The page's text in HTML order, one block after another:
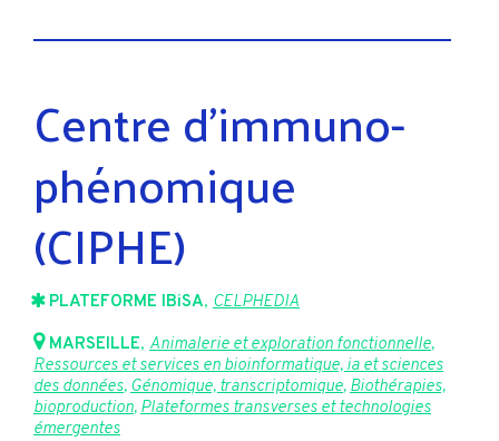
Centre d’immuno-
phénomique
(CIPHE)
PLATEFORME IBiSA, CELPHEDIA
MARSEILLE, Animalerie et exploration fonctionnelle,
Ressources et services en bioinformatique, ia et sciences
des données, Génomique, transcriptomique, Biothérapies,
bioproduction, Plateformes transverses et technologies
émergentes